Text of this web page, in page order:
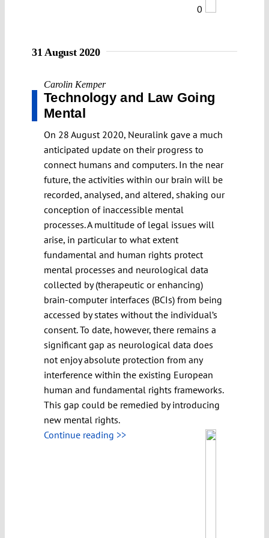
0
31 August 2020
Carolin Kemper
Technology and Law Going
Mental
On 28 August 2020, Neuralink gave a much
anticipated update on their progress to
connect humans and computers. In the near
future, the activities within our brain will be
recorded, analysed, and altered, shaking our
conception of inaccessible mental
processes. A multitude of legal issues will
arise, in particular to what extent
fundamental and human rights protect
mental processes and neurological data
collected by (therapeutic or enhancing)
brain-computer interfaces (BCIs) from being
accessed by states without the individual’s
consent. To date, however, there remains a
significant gap as neurological data does
not enjoy absolute protection from any
interference within the existing European
human and fundamental rights frameworks.
This gap could be remedied by introducing
new mental rights.
Continue reading >>